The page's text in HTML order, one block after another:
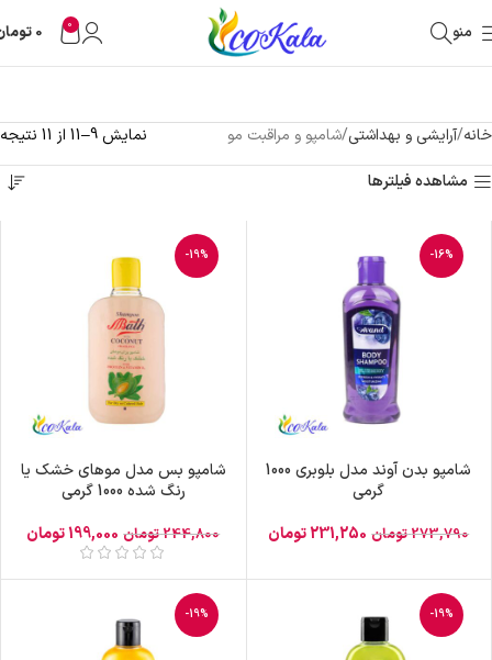
منو 0
0
خانه آرایشی و بهداشتی شامپو و مراقبت مو
نمایش 9–11 از 11 نتیجه
مشاهده فیلترها
-16%
شامپو بدن آوند مدل بلوبری 1000
گرمی
273,790تومان 231,250تومان
-19%
شامپو بس مدل موهای خشک یا
رنگ شده 1000 گرمی
244,800تومان 199,000تومان
-19%
-19%